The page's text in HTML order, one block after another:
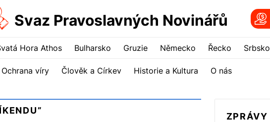
Svaz Pravoslavných Novinářů
Hora Athos Bulharsko Gruzie Německo Řecko Srbsko
Ochrana víry Člověk a Církev Historie a Kultura O nás
ZPRÁVY